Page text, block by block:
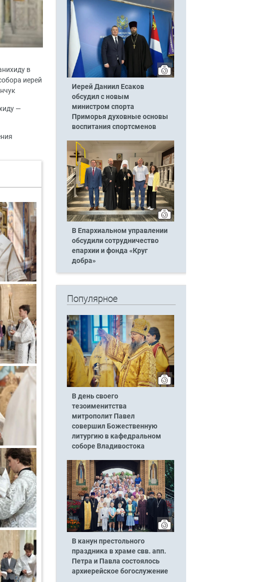
в
иерей
—
Иерей Даниил Есаков
обсудил с новым
министром спорта
Приморья духовные основы
воспитания спортсменов
В Епархиальном управлении
обсудили сотрудничество
епархии и фонда «Круг
добра»
Популярное
В день своего
тезоименитства
митрополит Павел
совершил Божественную
литургию в кафедральном
соборе Владивостока
В канун престольного
праздника в храме свв. апп.
Петра и Павла состоялось
архиерейское богослужение